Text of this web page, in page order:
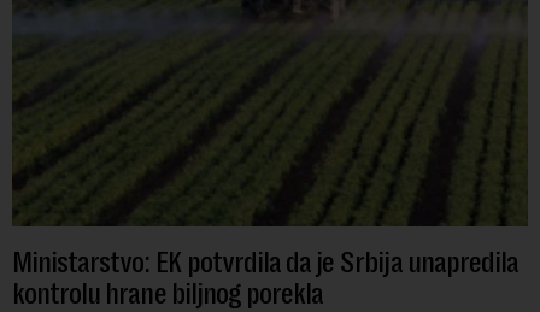
Ministarstvo: EK potvrdila da je Srbija unapredila
kontrolu hrane biljnog porekla